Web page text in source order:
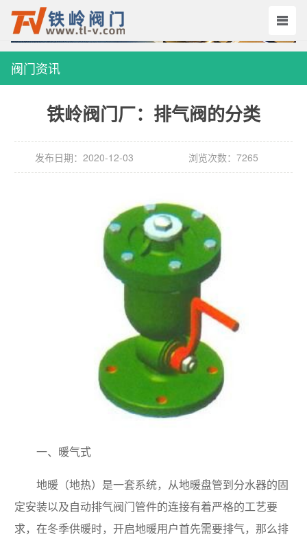
阀门资讯
铁岭阀门厂：排气阀的分类
发布日期：2020-12-03 浏览次数：7265
一、暖气式
地暖（地热）是一套系统，从地暖盘管到分水器的固
定安装以及自动排气阀门管件的连接有着严格的工艺要
求，在冬季供暖时，开启地暖用户首先需要排气，那么排